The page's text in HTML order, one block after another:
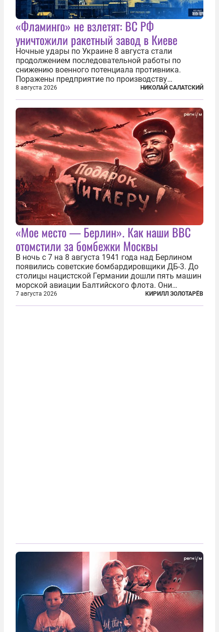
«Фламинго» не взлетят: ВС РФ
уничтожили ракетный завод в Киеве
Ночные удары по Украине 8 августа стали
продолжением последовательной работы по
снижению военного потенциала противника.
Поражены предприятие по производству
крылатых ракет, крупный склад топлива и два
сухогруза с военными грузами. Дополнительно
нанесены удары по объектам в ряде городов. В
Киеве...
8 августа 2026 НИКОЛАЙ САЛАТСКИЙ
«Мое место — Берлин». Как наши ВВС
отомстили за бомбежки Москвы
В ночь с 7 на 8 августа 1941 года над Берлином
появились советские бомбардировщики ДБ-3. До
столицы нацистской Германии дошли пять машин
морской авиации Балтийского флота. Они
сбросили бомбы на город, который в тот момент
жил в полной уверенности, что война идет где-то
7 августа 2026 КИРИЛЛ ЗОЛОТАРЁВ